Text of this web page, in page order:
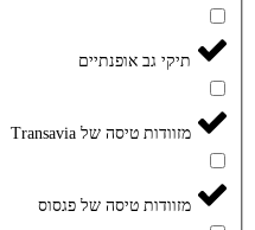
תיקי גב אופנתיים
מזוודות טיסה של Transavia
מזוודות טיסה של פגסוס